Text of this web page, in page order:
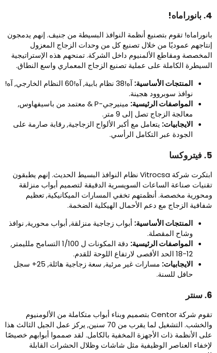
تقوم بتصنيع أنظمة النوافذ البسيطة من جنيف. إنهم يدمجون
عموديًا من خلال تصنيع كل من وحدات الزجاج المعزول
ومقاطع الألمنيوم داخل الشركة. تمنحهم هذه الإستراتيجية
الكاملة على عملية تصنيع الزجاج المعماري واسع النطاق.
المنتجات الأساسية:
آه!38 نظام بابية, آه!60 النظام الخارجي, آه!
نوافذ سوبروود هجينة.
المواصفات الرئيسية:
مينيرجي-P & معتمد من باسيفهاوس,
معالجة الزجاج تصل إلى 9 متر.
الايجابيات:يتعامل مع أكبر الألواح الزجاجية, رقابة صارمة على
الجودة عبر التكامل الرأسي.
ابتكرت شركة Vitrocsa نظام النوافذ البسيط الحديث. إنهم يطبقون
صناعة الساعات السويسرية الدقيقة لتصميم أبواب منزلقة
مخصصة. أنظمتهم تخفي المسارات الميكانيكية, تعظيم
الزجاج مع دعم الأحمال الهيكلية الضخمة.
المنتجات الأساسية:أبواب زجاجية منزلقة, أبواب محورية, نوافذ
وشاح المقصلة.
المواصفات الرئيسية:
دقة المكونات ل 1/100 التسامح ملليمتر,
الايجابيات:
مسارات غير مرئية, سعة زجاجية هائلة, 25+ سجل
حافل للسنة.
تقوم شركة Centor بتصميم وبناء أبواب متكاملة من الألومنيوم
والخشب. التشغيل لما يقرب من 70 سنين, يركز عمل الجيل الثالث هذا
الأنظمة ذات الأجهزة المخفية بالكامل. لقد صمموا أبوابهم خصيصًا
العناصر الوظيفية مثل شاشات وظلال الحشرات القابلة